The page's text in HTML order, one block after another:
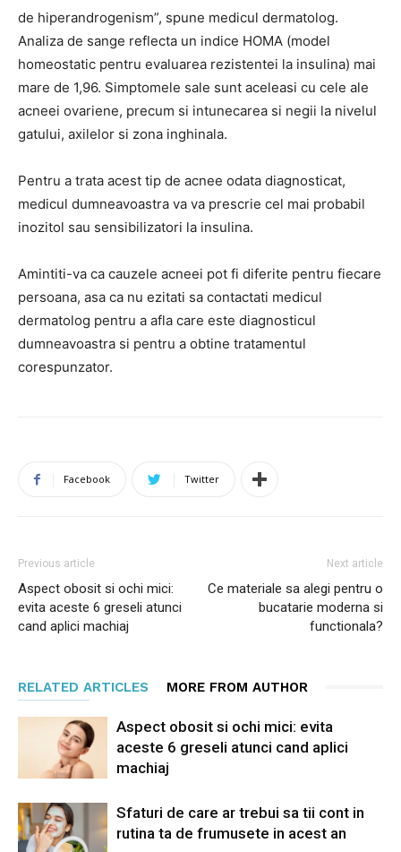
de hiperandrogenism”, spune medicul dermatolog.
Analiza de sange reflecta un indice HOMA (model
homeostatic pentru evaluarea rezistentei la insulina) mai
mare de 1,96. Simptomele sale sunt aceleasi cu cele ale
acneei ovariene, precum si intunecarea si negii la nivelul
gatului, axilelor si zona inghinala.
Pentru a trata acest tip de acnee odata diagnosticat,
medicul dumneavoastra va va prescrie cel mai probabil
inozitol sau sensibilizatori la insulina.
Amintiti-va ca cauzele acneei pot fi diferite pentru fiecare
persoana, asa ca nu ezitati sa contactati medicul
dermatolog pentru a afla care este diagnosticul
dumneavoastra si pentru a obtine tratamentul
corespunzator.
Facebook Twitter
Previous article
Aspect obosit si ochi mici:
evita aceste 6 greseli atunci
cand aplici machiaj
Next article
Ce materiale sa alegi pentru o
bucatarie moderna si
functionala?
RELATED ARTICLES MORE FROM AUTHOR
Aspect obosit si ochi mici: evita
aceste 6 greseli atunci cand aplici
machiaj
Sfaturi de care ar trebui sa tii cont in
rutina ta de frumusete in acest an